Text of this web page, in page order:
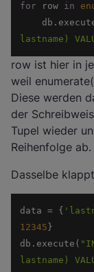
for row in
lastname)
row ist hier in
weil
Diese werden
der
Tupel wieder
Reihenfolge ab.
Dasselbe
data = {
12345
db.execute(
lastname)